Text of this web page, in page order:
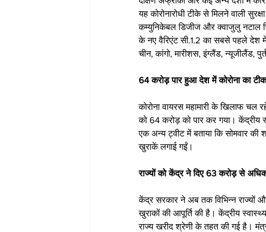
यह कोरोनारोधी टीके से मिलने वाली
कम्युनिकेबल डिजीज और क्वाजुलु नटाल
के नए वैरिएंट सी.1.2 का सबसे पहले
चीन, कांगो, मारीशस, इंग्लैंड, न्यूजीलैंड,
64 करोड़ पार हुआ देश में कोरोना का
कोरोना वायरस महामारी के खिलाफ
को 64 करोड़ को पार कर गया। केंद्रीय
एक अन्य ट्वीट में बताया कि सोमवार
खुराकें लगाई गईं।
राज्यों को केंद्र ने दिए 63 करोड़ से
केंद्र सरकार ने अब तक विभिन्न राज्यों
खुराकों की आपूर्ति की है। केंद्रीय
राज्य खरीद श्रेणी के तहत की गई है।